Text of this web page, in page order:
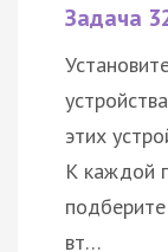
Задача
этих
К каждой
вт…